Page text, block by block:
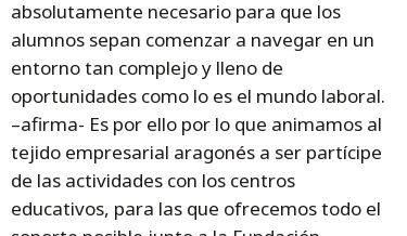
absolutamente necesario para que los
alumnos sepan comenzar a navegar en un
entorno tan complejo y lleno de
oportunidades como lo es el mundo laboral.
–afirma- Es por ello por lo que animamos al
tejido empresarial aragonés a ser partícipe
de las actividades con los centros
educativos, para las que ofrecemos todo el